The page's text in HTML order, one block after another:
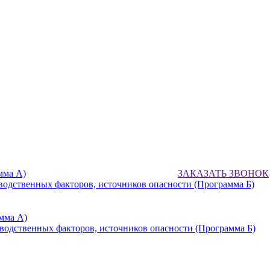
А)
факторов, источников опасности (Программа Б)
ЗАКАЗАТЬ ЗВОНОК
А)
факторов, источников опасности (Программа Б)